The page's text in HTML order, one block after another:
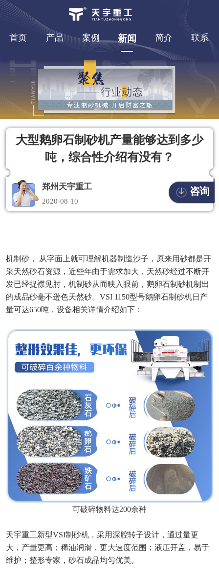
首页 产品 案例 新闻 简介 联系
大型鹅卵石制砂机产量能够达到多少
吨，综合性介绍有没有？
郑州天宇重工
2020-08-10
咨询
机制砂， 从字面上就可理解机器制造沙子，原来用砂都是开
采天然砂石资源，近些年由于需求加大，天然砂经过不断开
发已经捉襟见肘，机制砂从而映入眼前，鹅卵石制砂机制出
的成品砂毫不逊色天然砂。VSI 1150型号鹅卵石制砂机日产
量可达650吨，设备相关详情介绍如下：
可破碎物料达200余种
天宇重工新型VSI制砂机，采用深腔转子设计，通过量更
大，产量更高；稀油润滑，更大速度范围；液压开盖，易于
维护；整形专家，砂石成品均匀优美。